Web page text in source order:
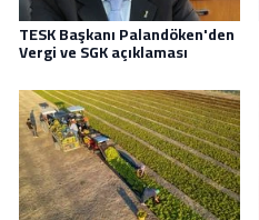
TESK Başkanı Palandöken'den
Vergi ve SGK açıklaması